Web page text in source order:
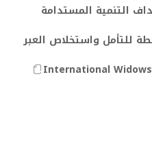
التنمية المستدامة
للتأمل واستخلاص العبر
International